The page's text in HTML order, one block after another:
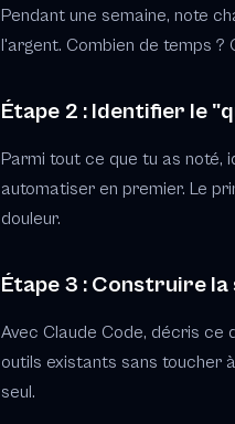
Pendant une semaine, note
l'argent. Combien de temps
Étape 2 : Identifier le
Parmi tout ce que tu as noté,
automatiser en premier. Le
douleur.
Étape 3 : Construire
Avec Claude Code, décris ce
outils existants sans toucher
seul.